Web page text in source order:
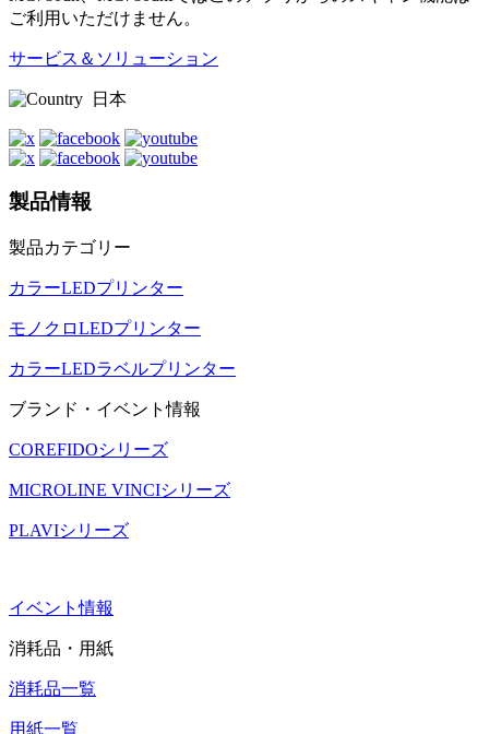
ご利用いただけません。
サービス＆ソリューション
日本
製品情報
製品カテゴリー
カラーLEDプリンター
モノクロLEDプリンター
カラーLEDラベルプリンター
ブランド・イベント情報
COREFIDOシリーズ
MICROLINE VINCIシリーズ
PLAVIシリーズ
イベント情報
消耗品・用紙
消耗品一覧
用紙一覧